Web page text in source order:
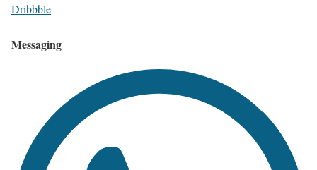
Dribbble
Messaging